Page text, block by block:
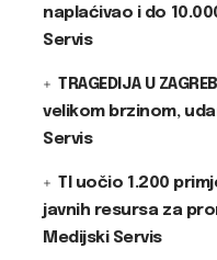
naplaćivao i do
Servis
TRAGEDIJA U
velikom brzinom,
Servis
TI uočio 1.200
javnih resursa za
Medijski Servis